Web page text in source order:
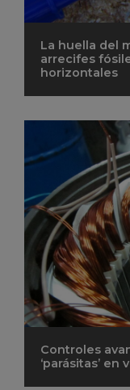
La huella del
arrecifes
horizontales
Controles
‘parásitas’